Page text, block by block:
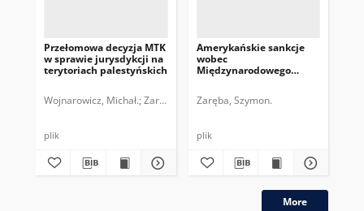
Przełomowa decyzja MTK
w sprawie jurysdykcji na
terytoriach palestyńskich
Wojnarowicz, Michał. Zaręba, Szymon.
plik
Amerykańskie sankcje
wobec
Międzynarodowego
Zaręba, Szymon.
plik
More